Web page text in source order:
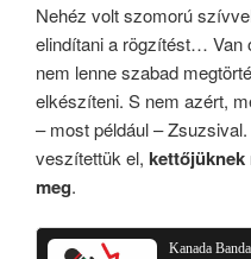
Nehéz volt szomorú
elindítani a rögzítést… Van
nem lenne szabad
elkészíteni. S nem azért,
– most például –
veszítettük el, kettőjüknek
meg.